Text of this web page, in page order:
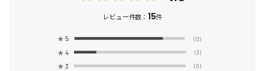
レビュー件数： 15件
★ 5 (12)
★ 4 (3)
★ 3 (0)